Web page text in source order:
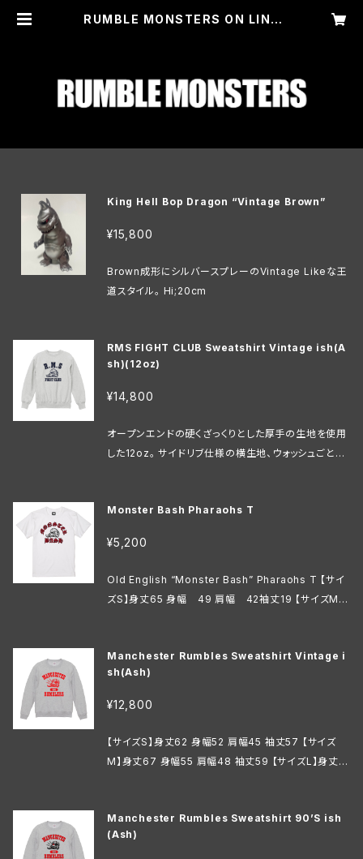
RUMBLE MONSTERS ON LINE
King Hell Bop Dragon “Vintage Brown”
¥15,800
Brown成形にシルバースプレーのVintage Likeな王
道スタイル。 Hi;20cm
RMS FIGHT CLUB Sweatshirt Vintage ish(A
sh)(12oz)
¥14,800
オープンエンドの硬くざっくりとした厚手の生地を使用
した12oz。 サイドリブ仕様の横生地、ウォッシュごとに
ャツの上からガバッと着たおして頂けるスウェット。 ガ
dyにネイビープリント。 【サイズS】身丈66身幅52 肩
61 【サイズL】身丈72身幅58 肩幅53袖丈62 【サイズ
Monster Bash Pharaohs T
¥5,200
Old English “Monster Bash” Pharaohs T 【サイ
ズS】身丈65 身幅 49 肩幅 42袖丈19 【サイズM】
幅 58肩幅 54袖丈24 【サイズXXL】身丈81身幅
63肩幅 57袖丈25
Manchester Rumbles Sweatshirt Vintage i
sh(Ash)
¥12,800
【サイズS】身丈62 身幅52 肩幅45 袖丈57 【サイズ
M】身丈67 身幅55 肩幅48 袖丈59 【サイズL】身丈7
58 袖丈61
Manchester Rumbles Sweatshirt 90’S ish
(Ash)